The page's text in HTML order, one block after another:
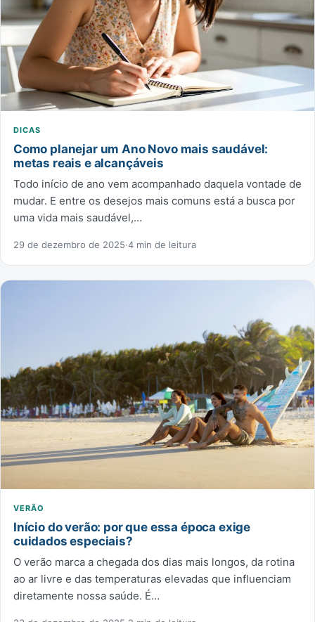
DICAS
Como planejar um Ano Novo mais saudável:
metas reais e alcançáveis
Todo início de ano vem acompanhado daquela vontade de
mudar. E entre os desejos mais comuns está a busca por
uma vida mais saudável,…
29 de dezembro de 2025·4 min de leitura
VERÃO
Início do verão: por que essa época exige
cuidados especiais?
O verão marca a chegada dos dias mais longos, da rotina
ao ar livre e das temperaturas elevadas que influenciam
diretamente nossa saúde. É…